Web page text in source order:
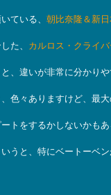
ている、 朝比奈隆＆新
た、 カルロス・クライ
、違いが非常に分かり
色々ありますけど、最
トをするかしないかも
うと、特にベートーベ